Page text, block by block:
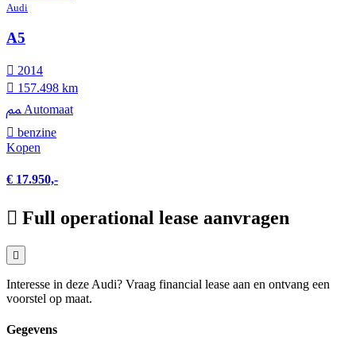
Audi
A5
2014
157.498 km
Automaat
benzine
Kopen
€ 17.950,-
Full operational lease aanvragen
Interesse in deze Audi? Vraag financial lease aan en ontvang een
voorstel op maat.
Gegevens